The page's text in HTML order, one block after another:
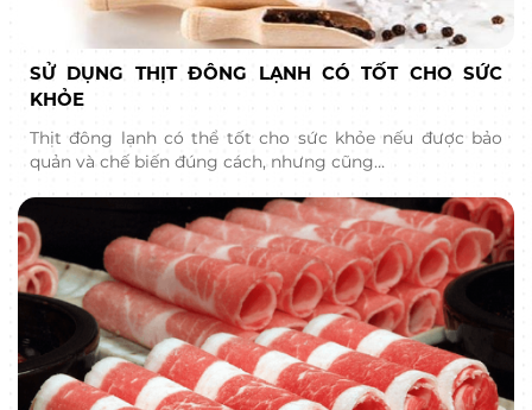
SỬ DỤNG THỊT ĐÔNG LẠNH CÓ TỐT CHO SỨC
KHỎE
Thịt đông lạnh có thể tốt cho sức khỏe nếu được bảo
quản và chế biến đúng cách, nhưng cũng…